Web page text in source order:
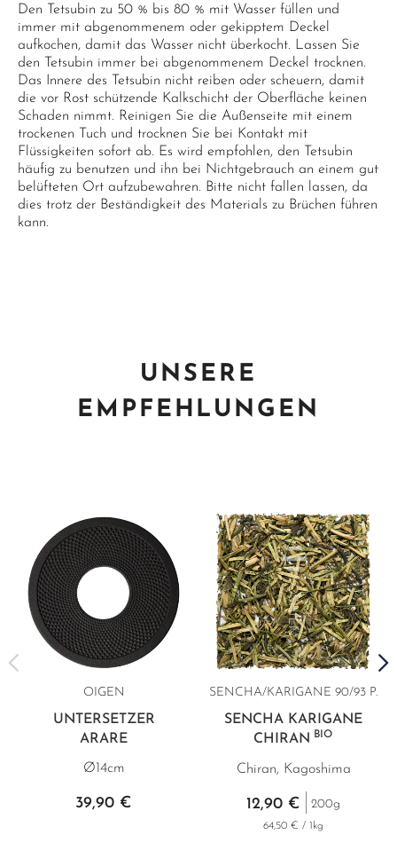
Den Tetsubin zu 50 % bis 80 % mit Wasser füllen und
immer mit abgenommenem oder gekipptem Deckel
aufkochen, damit das Wasser nicht überkocht. Lassen Sie
den Tetsubin immer bei abgenommenem Deckel trocknen.
Das Innere des Tetsubin nicht reiben oder scheuern, damit
die vor Rost schützende Kalkschicht der Oberfläche keinen
Schaden nimmt. Reinigen Sie die Außenseite mit einem
trockenen Tuch und trocknen Sie bei Kontakt mit
Flüssigkeiten sofort ab. Es wird empfohlen, den Tetsubin
häufig zu benutzen und ihn bei Nichtgebrauch an einem gut
belüfteten Ort aufzubewahren. Bitte nicht fallen lassen, da
dies trotz der Beständigkeit des Materials zu Brüchen führen
kann.
UNSERE
EMPFEHLUNGEN
OIGEN
UNTERSETZER
ARARE
Ø14cm
39,90 €
SENCHA/KARIGANE 90/93 P.
SENCHA KARIGANE
CHIRAN
BIO
Chiran, Kagoshima
12,90 € 200g
64,50 € / 1kg